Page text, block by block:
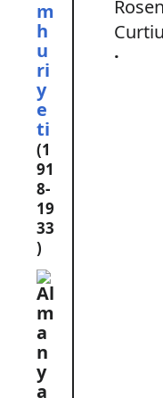
m
h
u
ri
y
e
ti
(1
91
8-
19
33
)